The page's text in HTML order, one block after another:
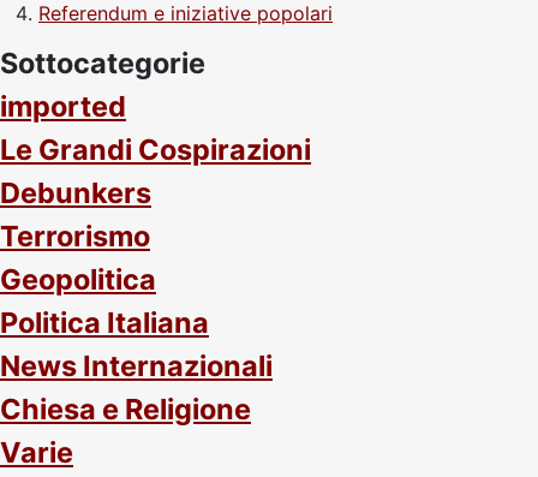
Referendum e iniziative popolari
Sottocategorie
imported
Le Grandi Cospirazioni
Debunkers
Terrorismo
Geopolitica
Politica Italiana
News Internazionali
Chiesa e Religione
Varie